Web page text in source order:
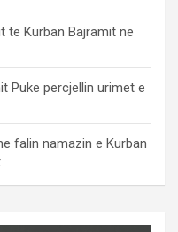
te Kurban Bajramit ne
Puke percjellin urimet e
falin namazin e Kurban